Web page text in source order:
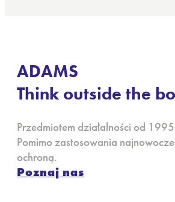
ADAMS
Think outside the
Przedmiotem działalności od
Pomimo zastosowania
ochroną.
Poznaj nas